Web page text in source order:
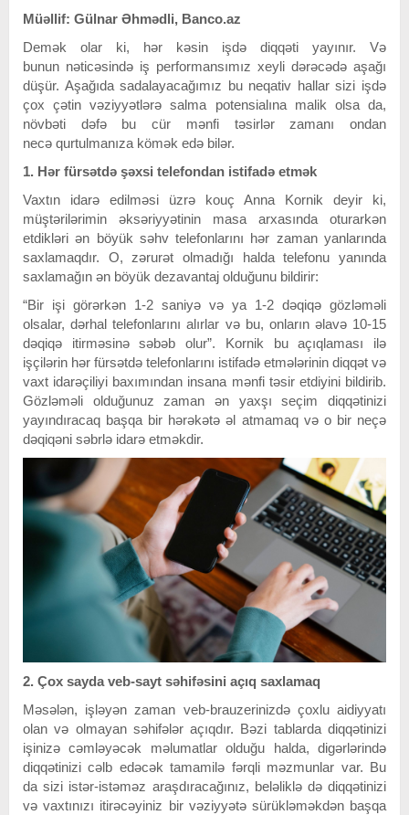
Müəllif: Gülnar Əhmədli, Banco.az
Demək olar ki, hər kəsin işdə diqqəti yayınır. Və
bunun nəticəsində iş performansımız xeyli dərəcədə aşağı
düşür. Aşağıda sadalayacağımız bu neqativ hallar sizi işdə
çox çətin vəziyyətlərə salma potensialına malik olsa da,
növbəti dəfə bu cür mənfi təsirlər zamanı ondan
necə qurtulmanıza kömək edə bilər.
1. Hər fürsətdə şəxsi telefondan istifadə etmək
Vaxtın idarə edilməsi üzrə kouç Anna Kornik deyir ki,
müştərilərimin əksəriyyətinin masa arxasında oturarkən
etdikləri ən böyük səhv telefonlarını hər zaman yanlarında
saxlamaqdır. O, zərurət olmadığı halda telefonu yanında
saxlamağın ən böyük dezavantaj olduğunu bildirir:
“Bir işi görərkən 1-2 saniyə və ya 1-2 dəqiqə gözləməli
olsalar, dərhal telefonlarını alırlar və bu, onların əlavə 10-15
dəqiqə itirməsinə səbəb olur”. Kornik bu açıqlaması ilə
işçilərin hər fürsətdə telefonlarını istifadə etmələrinin diqqət və
vaxt idarəçiliyi baxımından insana mənfi təsir etdiyini bildirib.
Gözləməli olduğunuz zaman ən yaxşı seçim diqqətinizi
yayındıracaq başqa bir hərəkətə əl atmamaq və o bir neçə
dəqiqəni səbrlə idarə etməkdir.
2. Çox sayda veb-sayt səhifəsini açıq saxlamaq
Məsələn, işləyən zaman veb-brauzerinizdə çoxlu aidiyyatı
olan və olmayan səhifələr açıqdır. Bəzi tablarda diqqətinizi
işinizə cəmləyəcək məlumatlar olduğu halda, digərlərində
diqqətinizi cəlb edəcək tamamilə fərqli məzmunlar var. Bu
da sizi istər-istəməz araşdıracağınız, beləliklə də diqqətinizi
və vaxtınızı itirəcəyiniz bir vəziyyətə sürükləməkdən başqa